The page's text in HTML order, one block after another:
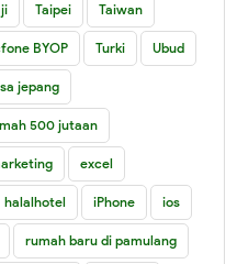
Taipei Taiwan
BYOP Turki Ubud
jepang
500 jutaan
excel
halalhotel iPhone ios
rumah baru di pamulang